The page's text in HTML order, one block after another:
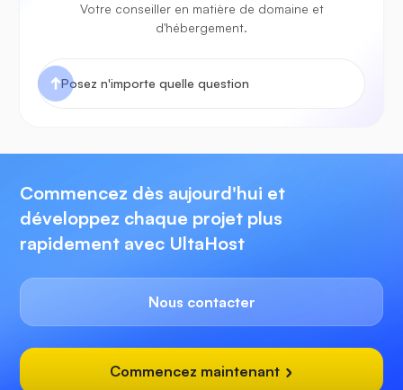
Votre conseiller en matière de domaine et
d'hébergement.
Commencez dès aujourd'hui et
développez chaque projet plus
rapidement avec UltaHost
Nous contacter
Commencez maintenant